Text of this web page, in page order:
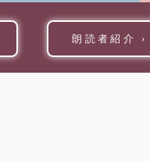
朗読者紹介 ›